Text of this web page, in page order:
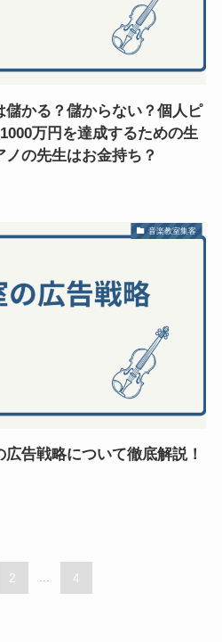
かる？儲からない？個人ピ
万円を達成するための生
の先生はお金持ち？
音楽教室集客
告戦略について徹底解説！
2 ... 4